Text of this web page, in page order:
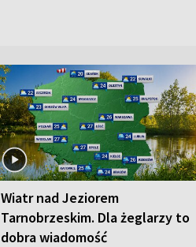
Wiatr nad Jeziorem
Tarnobrzeskim. Dla żeglarzy to
dobra wiadomość